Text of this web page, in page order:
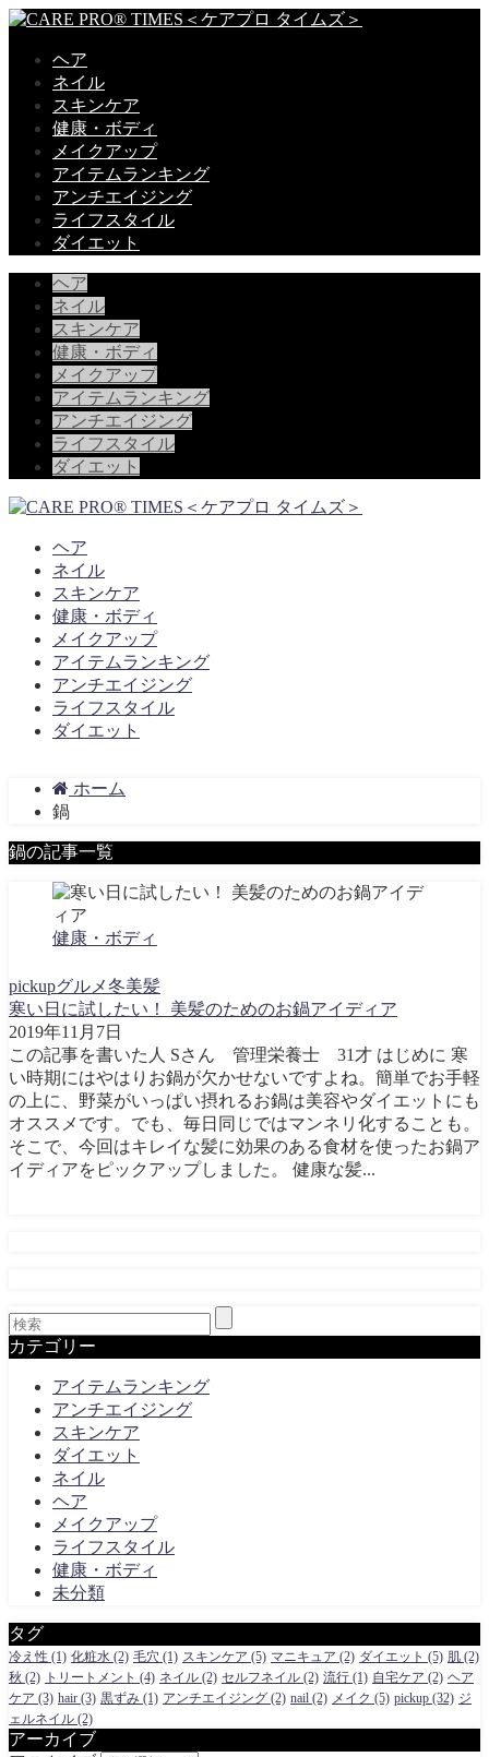
ヘア
ネイル
スキンケア
健康・ボディ
メイクアップ
アイテムランキング
アンチエイジング
ライフスタイル
ダイエット
ヘア
ネイル
スキンケア
健康・ボディ
メイクアップ
アイテムランキング
アンチエイジング
ライフスタイル
ダイエット
ヘア
ネイル
スキンケア
健康・ボディ
メイクアップ
アイテムランキング
アンチエイジング
ライフスタイル
ダイエット
ホーム
鍋
鍋の記事一覧
健康・ボディ
pickupグルメ冬美髪
寒い日に試したい！ 美髪のためのお鍋アイディア
2019年11月7日
この記事を書いた人 Sさん 管理栄養士 31才 はじめに 寒
い時期にはやはりお鍋が欠かせないですよね。簡単でお手軽
の上に、野菜がいっぱい摂れるお鍋は美容やダイエットにも
オススメです。でも、毎日同じではマンネリ化することも。
そこで、今回はキレイな髪に効果のある食材を使ったお鍋ア
イディアをピックアップしました。 健康な髪...
カテゴリー
アイテムランキング
アンチエイジング
スキンケア
ダイエット
ネイル
ヘア
メイクアップ
ライフスタイル
健康・ボディ
未分類
タグ
冷え性 (1) 化粧水 (2) 毛穴 (1) スキンケア (5) マニキュア (2) ダイエット (5) 肌 (2)
秋 (2) トリートメント (4) ネイル (2) セルフネイル (2) 流行 (1) 自宅ケア (2) ヘア
ケア (3) hair (3) 黒ずみ (1) アンチエイジング (2) nail (2) メイク (5) pickup (32) ジ
ェルネイル (2)
アーカイブ